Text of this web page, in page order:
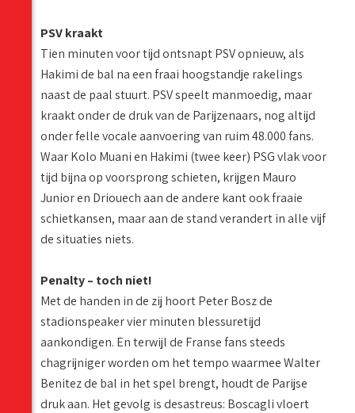
PSV kraakt
Tien minuten voor tijd ontsnapt PSV opnieuw, als
Hakimi de bal na een fraai hoogstandje rakelings
naast de paal stuurt. PSV speelt manmoedig, maar
kraakt onder de druk van de Parijzenaars, nog altijd
onder felle vocale aanvoering van ruim 48.000 fans.
Waar Kolo Muani en Hakimi (twee keer) PSG vlak voor
tijd bijna op voorsprong schieten, krijgen Mauro
Junior en Driouech aan de andere kant ook fraaie
schietkansen, maar aan de stand verandert in alle vijf
de situaties niets.
Penalty – toch niet!
Met de handen in de zij hoort Peter Bosz de
stadionspeaker vier minuten blessuretijd
aankondigen. En terwijl de Franse fans steeds
chagrijniger worden om het tempo waarmee Walter
Benitez de bal in het spel brengt, houdt de Parijse
druk aan. Het gevolg is desastreus: Boscagli vloert